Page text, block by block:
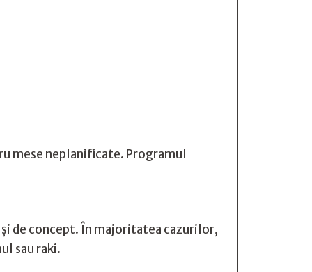
mese neplanificate. Programul
de concept. În majoritatea cazurilor,
sau raki.